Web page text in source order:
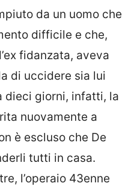
da un uomo che
difficile e che,
fidanzata, aveva
di uccidere sia lui
dieci giorni, infatti, la
nuovamente a
è escluso che De
tutti in casa.
l’operaio 43enne